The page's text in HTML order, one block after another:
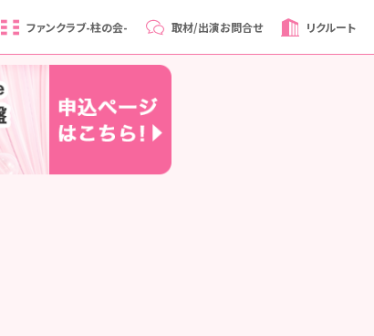
ファンクラブ-柱の会- 取材/出演お問合せ リクルート